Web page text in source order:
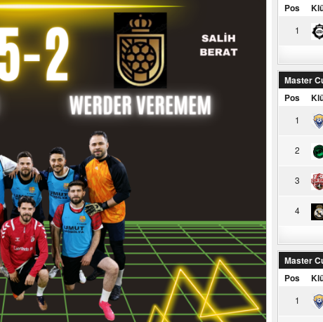
Pos
1
Master
Pos
1
2
3
4
Master
Pos
1